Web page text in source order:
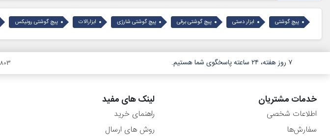
پیچ گوشتی ابزار دستی پیچ گوشتی برقی پیچ گوشتی شارژی ابزارالات پیچ گوشتی رونیکس
۷ روز هفته، ۲۴ ساعته پاسخگوی شما هستیم.
خدمات مشتریان
اطلاعات شخصی
سفارش‌ها
لینک های مفید
راهنمای خرید
روش های ارسال